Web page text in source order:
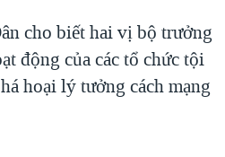
TẠI VIỆT NAM
PHỦ VIỆT NAM
TRỘM HẢI SÂM
cho biết hai vị bộ trưởng
động của các tổ chức tội
hoại lý tưởng cách mạng